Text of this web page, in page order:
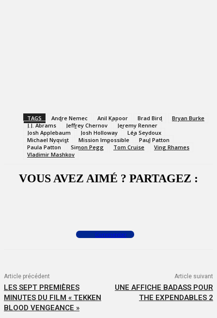
TAGS Andre Nemec Anil Kapoor Brad Bird
Bryan Burke
J.J. Abrams
Jeffrey Chernov
Jeremy Renner
Josh Applebaum
Josh Holloway
Léa Seydoux
Michael Nyqvist
Mission Impossible
Paul Patton
Paula Patton
Simon Pegg Tom Cruise
Ving Rhames
Vladimir Mashkov
VOUS AVEZ AIMÉ ? PARTAGEZ :
Commenter
Article précédent
LES SEPT PREMIÈRES
MINUTES DU FILM « TEKKEN
BLOOD VENGEANCE »
Article suivant
UNE AFFICHE BADASS POUR
THE EXPENDABLES 2